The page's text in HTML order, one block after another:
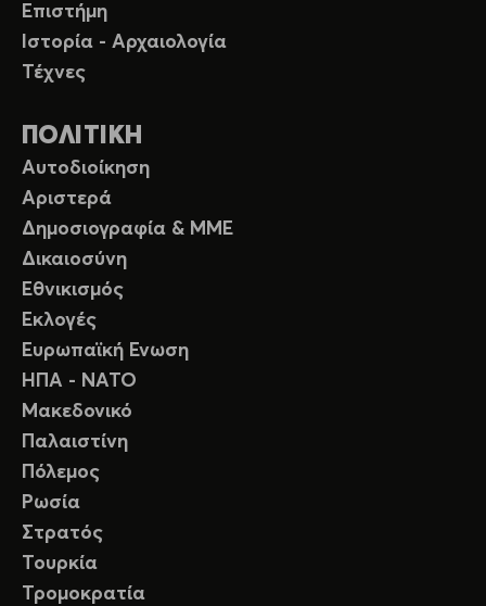
Επιστήμη
Ιστορία - Αρχαιολογία
Τέχνες
ΠΟΛΙΤΙΚΗ
Αυτοδιοίκηση
Αριστερά
Δημοσιογραφία & ΜΜΕ
Δικαιοσύνη
Εθνικισμός
Εκλογές
Ευρωπαϊκή Ενωση
ΗΠΑ - ΝΑΤΟ
Μακεδονικό
Παλαιστίνη
Πόλεμος
Ρωσία
Στρατός
Τουρκία
Τρομοκρατία